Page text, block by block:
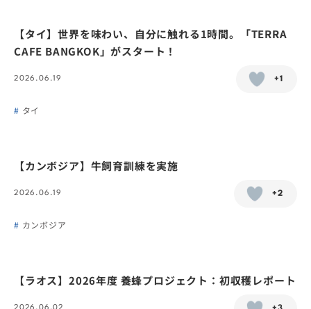
【タイ】世界を味わい、自分に触れる1時間。「TERRA
CAFE BANGKOK」がスタート！
2026.06.19 +1
タイ
【カンボジア】牛飼育訓練を実施
2026.06.19 +2
カンボジア
【ラオス】2026年度 養蜂プロジェクト：初収穫レポート